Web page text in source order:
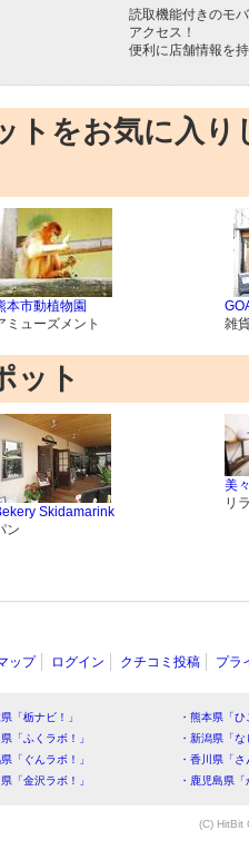
読取機能付きのモ
アクセス！
便利に店舗情報を
トをお気に入
本市動植物園
ミューズメント
雑
ット
Skidamarink
ン
美
リ
ップ ログイン クチコミ投稿 プラ
県「栃ナビ！」
・熊本県「
県「ふくラボ！」
・新潟県「
県「ぐんラボ！」
・香川県「
県「金沢ラボ！」
・鹿児島県
(C) HitBit